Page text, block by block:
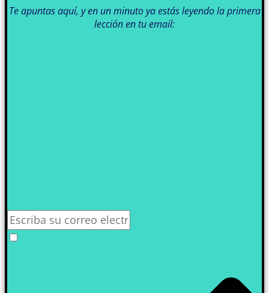
Te apuntas aquí, y en un minuto ya estás leyendo la primera
lección en tu email: